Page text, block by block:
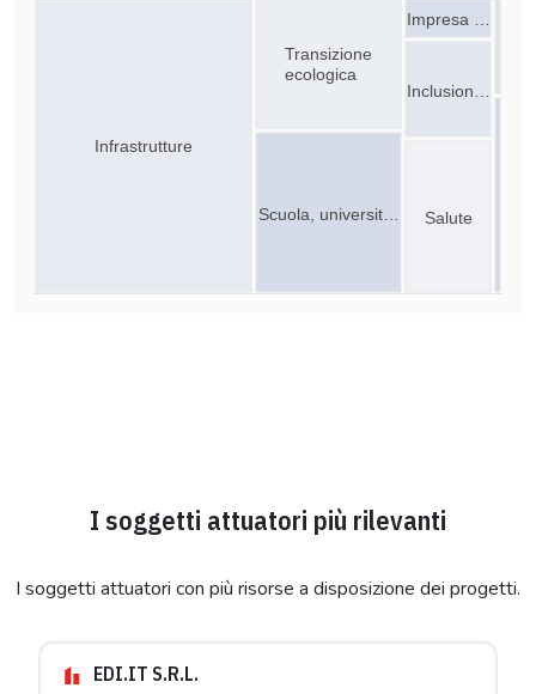
Scuola, universit…
Impresa …
Inclusion…
Infrastrutture
Transizione
ecologica
Salute
I soggetti attuatori più rilevanti
I soggetti attuatori con più risorse a disposizione dei progetti.
EDI.IT S.R.L.